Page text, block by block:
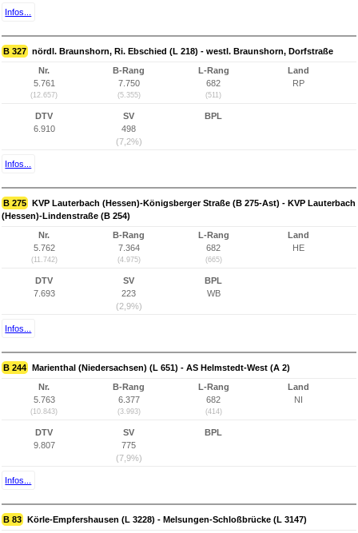
Infos...
B 327 nördl. Braunshorn, Ri. Ebschied (L 218) - westl. Braunshorn, Dorfstraße
Nr.
5.761
(12.657)
B-Rang
7.750
(5.355)
L-Rang
682
(511)
Land
RP
DTV
6.910
SV
498
(7,2%)
BPL
Infos...
B 275 KVP Lauterbach (Hessen)-Königsberger Straße (B 275-Ast) - KVP Lauterbach
(Hessen)-Lindenstraße (B 254)
Nr.
5.762
(11.742)
B-Rang
7.364
(4.975)
L-Rang
682
(665)
Land
HE
DTV
7.693
SV
223
(2,9%)
BPL
WB
Infos...
B 244 Marienthal (Niedersachsen) (L 651) - AS Helmstedt-West (A 2)
Nr.
5.763
(10.843)
B-Rang
6.377
(3.993)
L-Rang
682
(414)
Land
NI
DTV
9.807
SV
775
(7,9%)
BPL
Infos...
B 83 Körle-Empfershausen (L 3228) - Melsungen-Schloßbrücke (L 3147)